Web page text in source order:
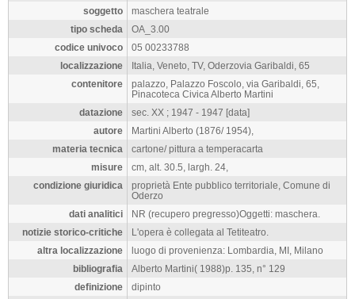
soggetto
maschera teatrale
tipo scheda
OA_3.00
codice univoco
05 00233788
localizzazione
Italia, Veneto, TV, Oderzovia Garibaldi, 65
contenitore
palazzo, Palazzo Foscolo, via Garibaldi, 65,
Pinacoteca Civica Alberto Martini
datazione
sec. XX ; 1947 - 1947 [data]
autore
Martini Alberto (1876/ 1954),
materia tecnica
cartone/ pittura a temperacarta
misure
cm, alt. 30.5, largh. 24,
condizione giuridica
proprietà Ente pubblico territoriale, Comune di
Oderzo
dati analitici
NR (recupero pregresso)Oggetti: maschera.
notizie storico-critiche
L'opera è collegata al Tetiteatro.
altra localizzazione
luogo di provenienza: Lombardia, MI, Milano
bibliografia
Alberto Martini( 1988)p. 135, n° 129
definizione
dipinto